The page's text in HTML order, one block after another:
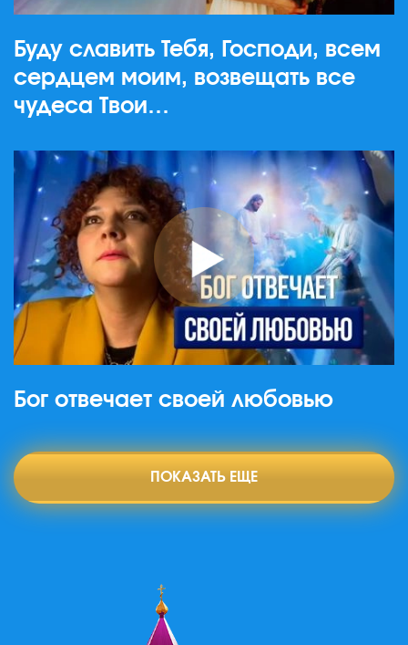
Буду славить Тебя, Господи, всем
сердцем моим, возвещать все
чудеса Твои…
Бог отвечает своей любовью
ПОКАЗАТЬ ЕЩЕ